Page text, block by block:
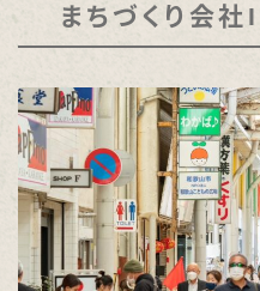
まちづくり会